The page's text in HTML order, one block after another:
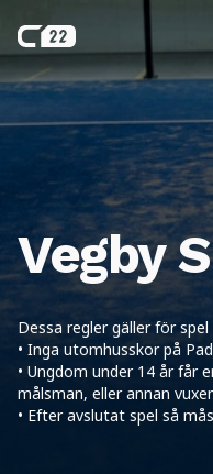
Vegby
Dessa regler gäller för spel
• Inga utomhusskor på
• Ungdom under 14 år får
målsman, eller annan
• Efter avslutat spel så